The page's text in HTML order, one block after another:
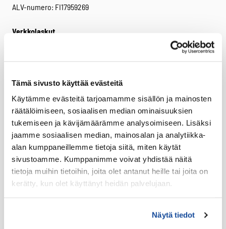
Tämä sivusto käyttää evästeitä
Käytämme evästeitä tarjoamamme sisällön ja mainosten
räätälöimiseen, sosiaalisen median ominaisuuksien
tukemiseen ja kävijämäärämme analysoimiseen. Lisäksi
jaamme sosiaalisen median, mainosalan ja analytiikka-
alan kumppaneillemme tietoja siitä, miten käytät
sivustoamme. Kumppanimme voivat yhdistää näitä
tietoja muihin tietoihin, joita olet antanut heille tai joita on
kerätty, kun olet käyttänyt heidän palvelujaan.
Näytä tiedot
ALV-numero: FI17959269
Verkkolaskut
Välittäjätunnus: BAWCFI22
Facebook Twitter LinkedIn
Tuotteet
Virve 2
VIRVE 2 -päätelaitteet
Uutuudet